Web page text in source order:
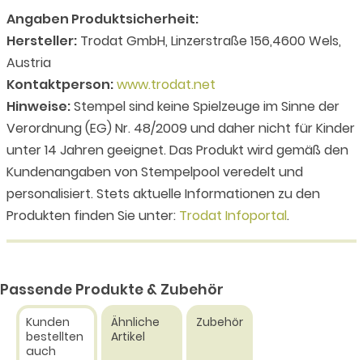
Angaben Produktsicherheit:
Hersteller: Trodat GmbH, Linzerstraße 156,4600 Wels,
Austria
Kontaktperson:www.trodat.net
Hinweise:Stempel sind keine Spielzeuge im Sinne der
Verordnung (EG) Nr. 48/2009 und daher nicht für Kinder
unter 14 Jahren geeignet. Das Produkt wird gemäß den
Kundenangaben von Stempelpool veredelt und
personalisiert. Stets aktuelle Informationen zu den
Produkten finden Sie unter: Trodat Infoportal.
Passende Produkte & Zubehör
Kunden
bestellten
auch
Ähnliche
Artikel
Zubehör